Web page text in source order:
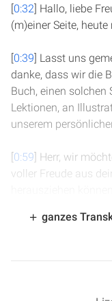
[0:32] Hallo, liebe
(m)einer Seite,
[0:39] Lasst uns
danke, dass wir die
Buch, einen solchen
Lektionen, an
unserem
[0:59] Herr, wir
voller Freude aus
ganzes